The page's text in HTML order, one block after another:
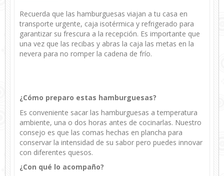
Recuerda que las hamburguesas viajan a tu casa en
transporte urgente, caja isotérmica y refrigerado para
garantizar su frescura a la recepción. Es importante que
una vez que las recibas y abras la caja las metas en la
nevera para no romper la cadena de frío.
¿Cómo preparo estas hamburguesas?
Es conveniente sacar las hamburguesas a temperatura
ambiente, una o dos horas antes de cocinarlas. Nuestro
consejo es que las comas hechas en plancha para
conservar la intensidad de su sabor pero puedes innovar
con diferentes quesos.
¿Con qué lo acompaño?